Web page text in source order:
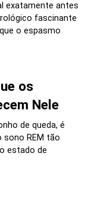
exatamente antes
fascinante
o espasmo
os
Nele
de queda, é
sono REM tão
estado de